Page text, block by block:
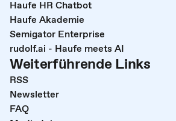
Haufe HR Chatbot
Haufe Akademie
Semigator Enterprise
rudolf.ai - Haufe meets AI
Weiterführende Links
RSS
Newsletter
FAQ